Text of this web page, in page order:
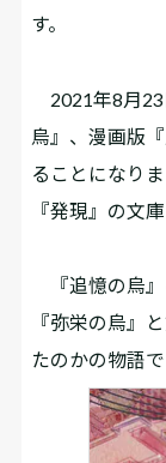
す。
2021年8月23
烏』、漫画版
ることになり
『発現』の文
『追憶の烏』
『弥栄の烏』
たのかの物語で